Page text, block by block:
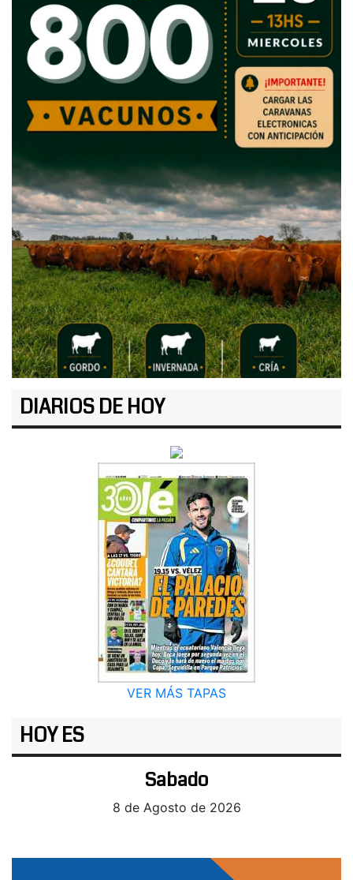
DIARIOS DE HOY
VER MÁS TAPAS
HOY ES
Sabado
8 de Agosto de 2026